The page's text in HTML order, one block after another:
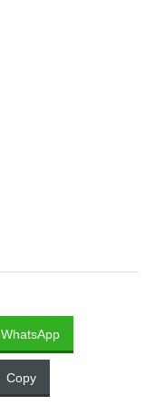
WhatsApp
Copy